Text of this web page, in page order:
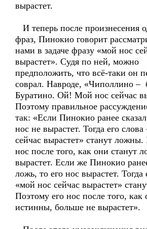
вырастет.
И теперь после произнесения
фраз, Пинокио говорит
нами в задаче фразу «мой нос
вырастет». Судя по ней, можно
предположить, что всё-таки он
соврал. Навроде, «Чиполлино –
Буратино. Ой! Мой нос сейчас
Поэтому правильное
так: «Если Пинокио ранее
нос не вырастет. Тогда его
сейчас вырастет» станут ложны.
нос после того, как они станут
вырастет. Если же Пинокио
ложь, то его нос вырастет. Тогда
«мой нос сейчас вырастет»
Поэтому его нос после того, как
истинны, больше не вырастет».